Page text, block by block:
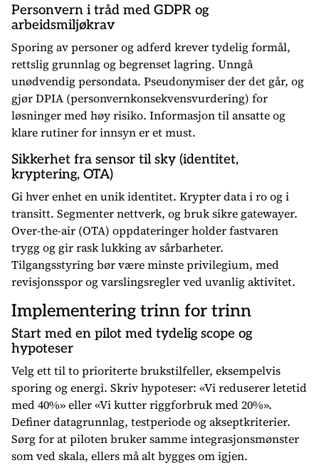
Personvern i tråd med GDPR og
arbeidsmiljøkrav
Sporing av personer og adferd krever tydelig formål,
rettslig grunnlag og begrenset lagring. Unngå
unødvendig persondata. Pseudonymiser der det går, og
gjør DPIA (personvernkonsekvensvurdering) for
løsninger med høy risiko. Informasjon til ansatte og
klare rutiner for innsyn er et must.
Sikkerhet fra sensor til sky (identitet,
kryptering, OTA)
Gi hver enhet en unik identitet. Krypter data i ro og i
transitt. Segmenter nettverk, og bruk sikre gatewayer.
Over-the-air (OTA) oppdateringer holder fastvaren
trygg og gir rask lukking av sårbarheter.
Tilgangsstyring bør være minste privilegium, med
revisjonsspor og varslingsregler ved uvanlig aktivitet.
Implementering trinn for trinn
Start med en pilot med tydelig scope og
hypoteser
Velg ett til to prioriterte brukstilfeller, eksempelvis
sporing og energi. Skriv hypoteser: «Vi reduserer letetid
med 40%» eller «Vi kutter riggforbruk med 20%».
Definer datagrunnlag, testperiode og akseptkriterier.
Sørg for at piloten bruker samme integrasjonsmønster
som ved skala, ellers må alt bygges om igjen.